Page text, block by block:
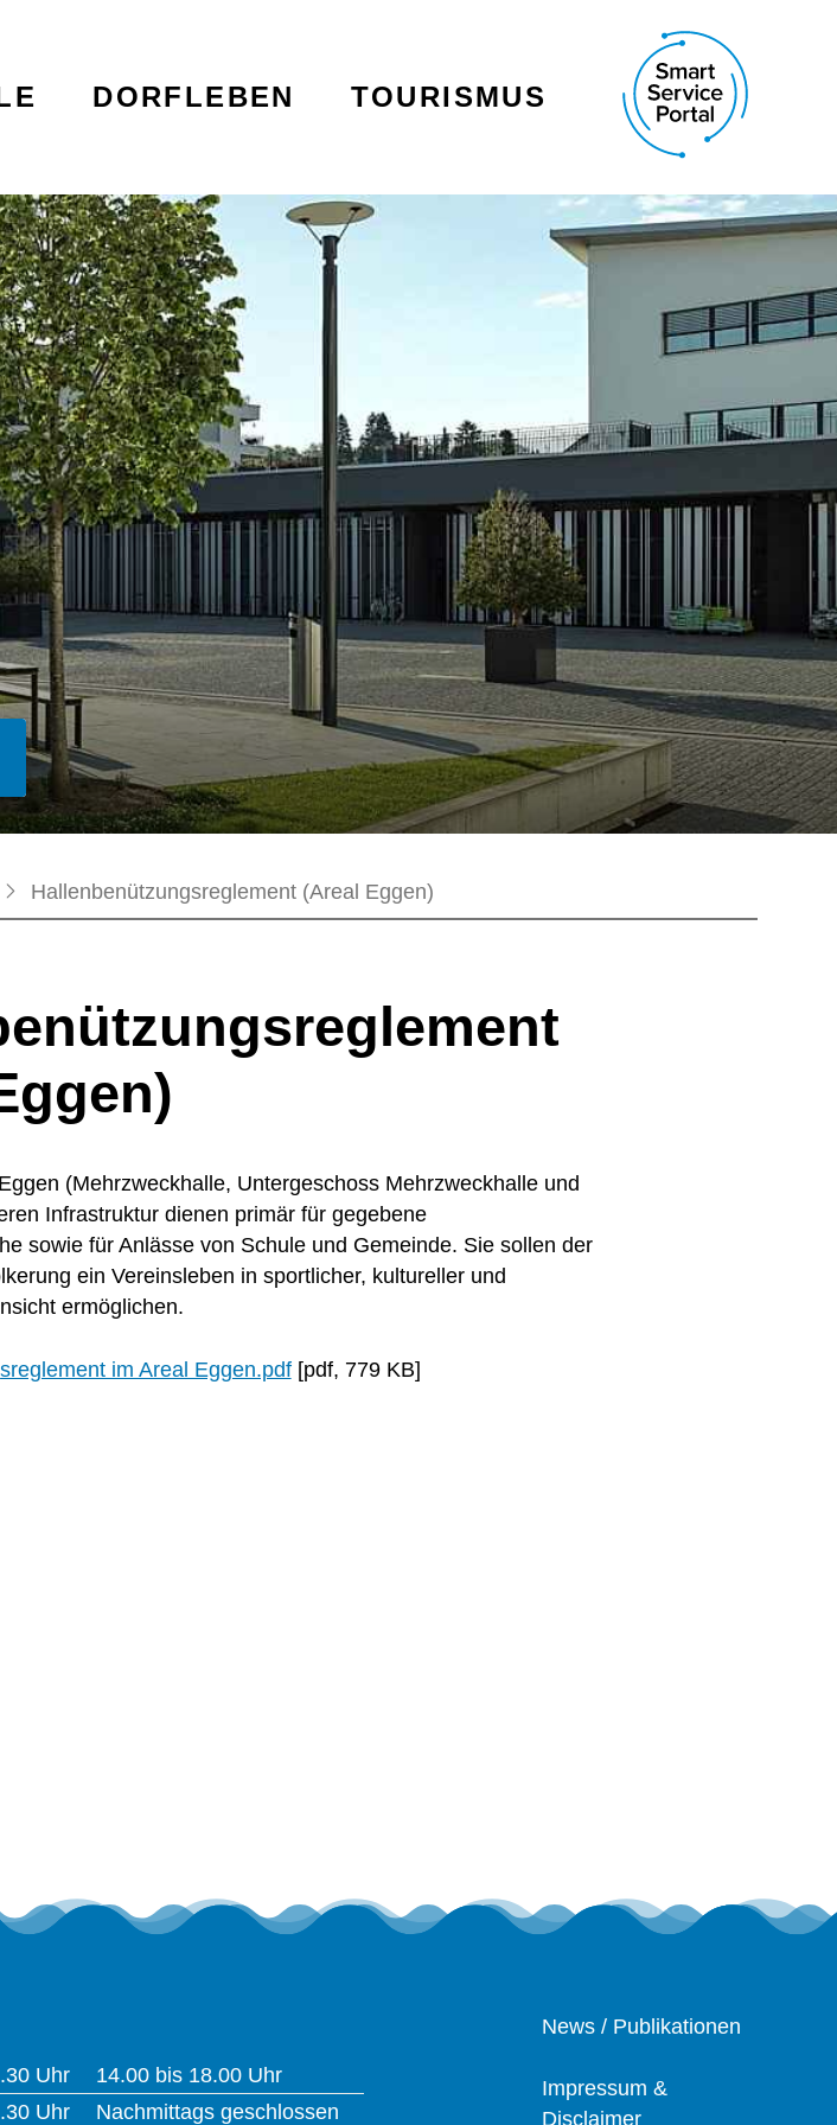
DORFLEBEN TOURISMUS
Suche starten
Hallenbenützungsreglement (Areal Eggen)
(Mehrzweckhalle, Untergeschoss Mehrzweckhalle und
Infrastruktur dienen primär für gegebene
sowie für Anlässe von Schule und Gemeinde. Sie sollen der
ein Vereinsleben in sportlicher, kultureller und
ermöglichen.
im Areal Eggen.pdf[pdf, 779 KB]
Uhr
14.00 bis 18.00 Uhr
Uhr Nachmittags geschlossen
Services
News / Publikationen
Impressum &
Disclaimer